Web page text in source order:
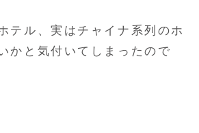
テル、実はチャイナ系列のホ
かと気付いてしまったので